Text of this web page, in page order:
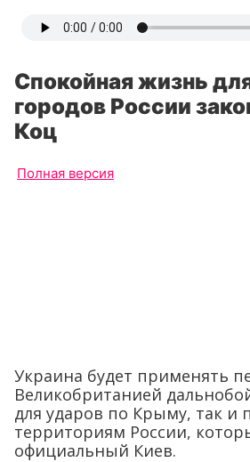
Спокойная жизнь
городов России
Коц
Полная версия
Украина будет применять
Великобританией
для ударов по Крыму, так и
территориям России,
официальный Киев.